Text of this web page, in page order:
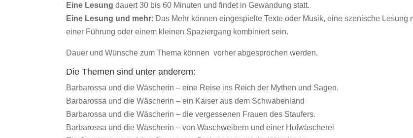
Eine Lesungdauert 30 bis 60 Minuten und findet in Gewandung statt.
Eine Lesung und mehr: Das Mehr können eingespielte Texte oder Musik, eine szenische
einer Führung oder einem kleinen Spaziergang kombiniert sein.
Dauer und Wünsche zum Thema können vorher abgesprochen werden.
Die Themen sind unter anderem:
Barbarossa und die Wäscherin – eine Reise ins Reich der Mythen und Sagen.
Barbarossa und die Wäscherin – ein Kaiser aus dem Schwabenland
Barbarossa und die Wäscherin – die vergessenen Frauen des Staufers.
Barbarossa und die Wäscherin – von Waschweibern und einer Hofwäscherei